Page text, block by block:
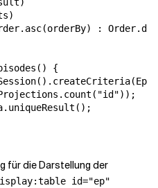
:
{
für die Darstellung der
id="ep"